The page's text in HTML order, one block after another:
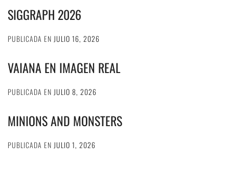
SIGGRAPH 2026
PUBLICADA EN JULIO 16, 2026
VAIANA EN IMAGEN REAL
PUBLICADA EN JULIO 8, 2026
MINIONS AND MONSTERS
PUBLICADA EN JULIO 1, 2026